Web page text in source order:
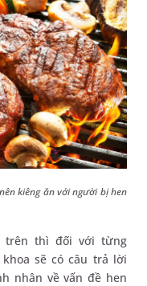
kiêng ăn với người bị hen
trên thì đối với từng
sẽ có câu trả lời
nhân về vấn đề hen